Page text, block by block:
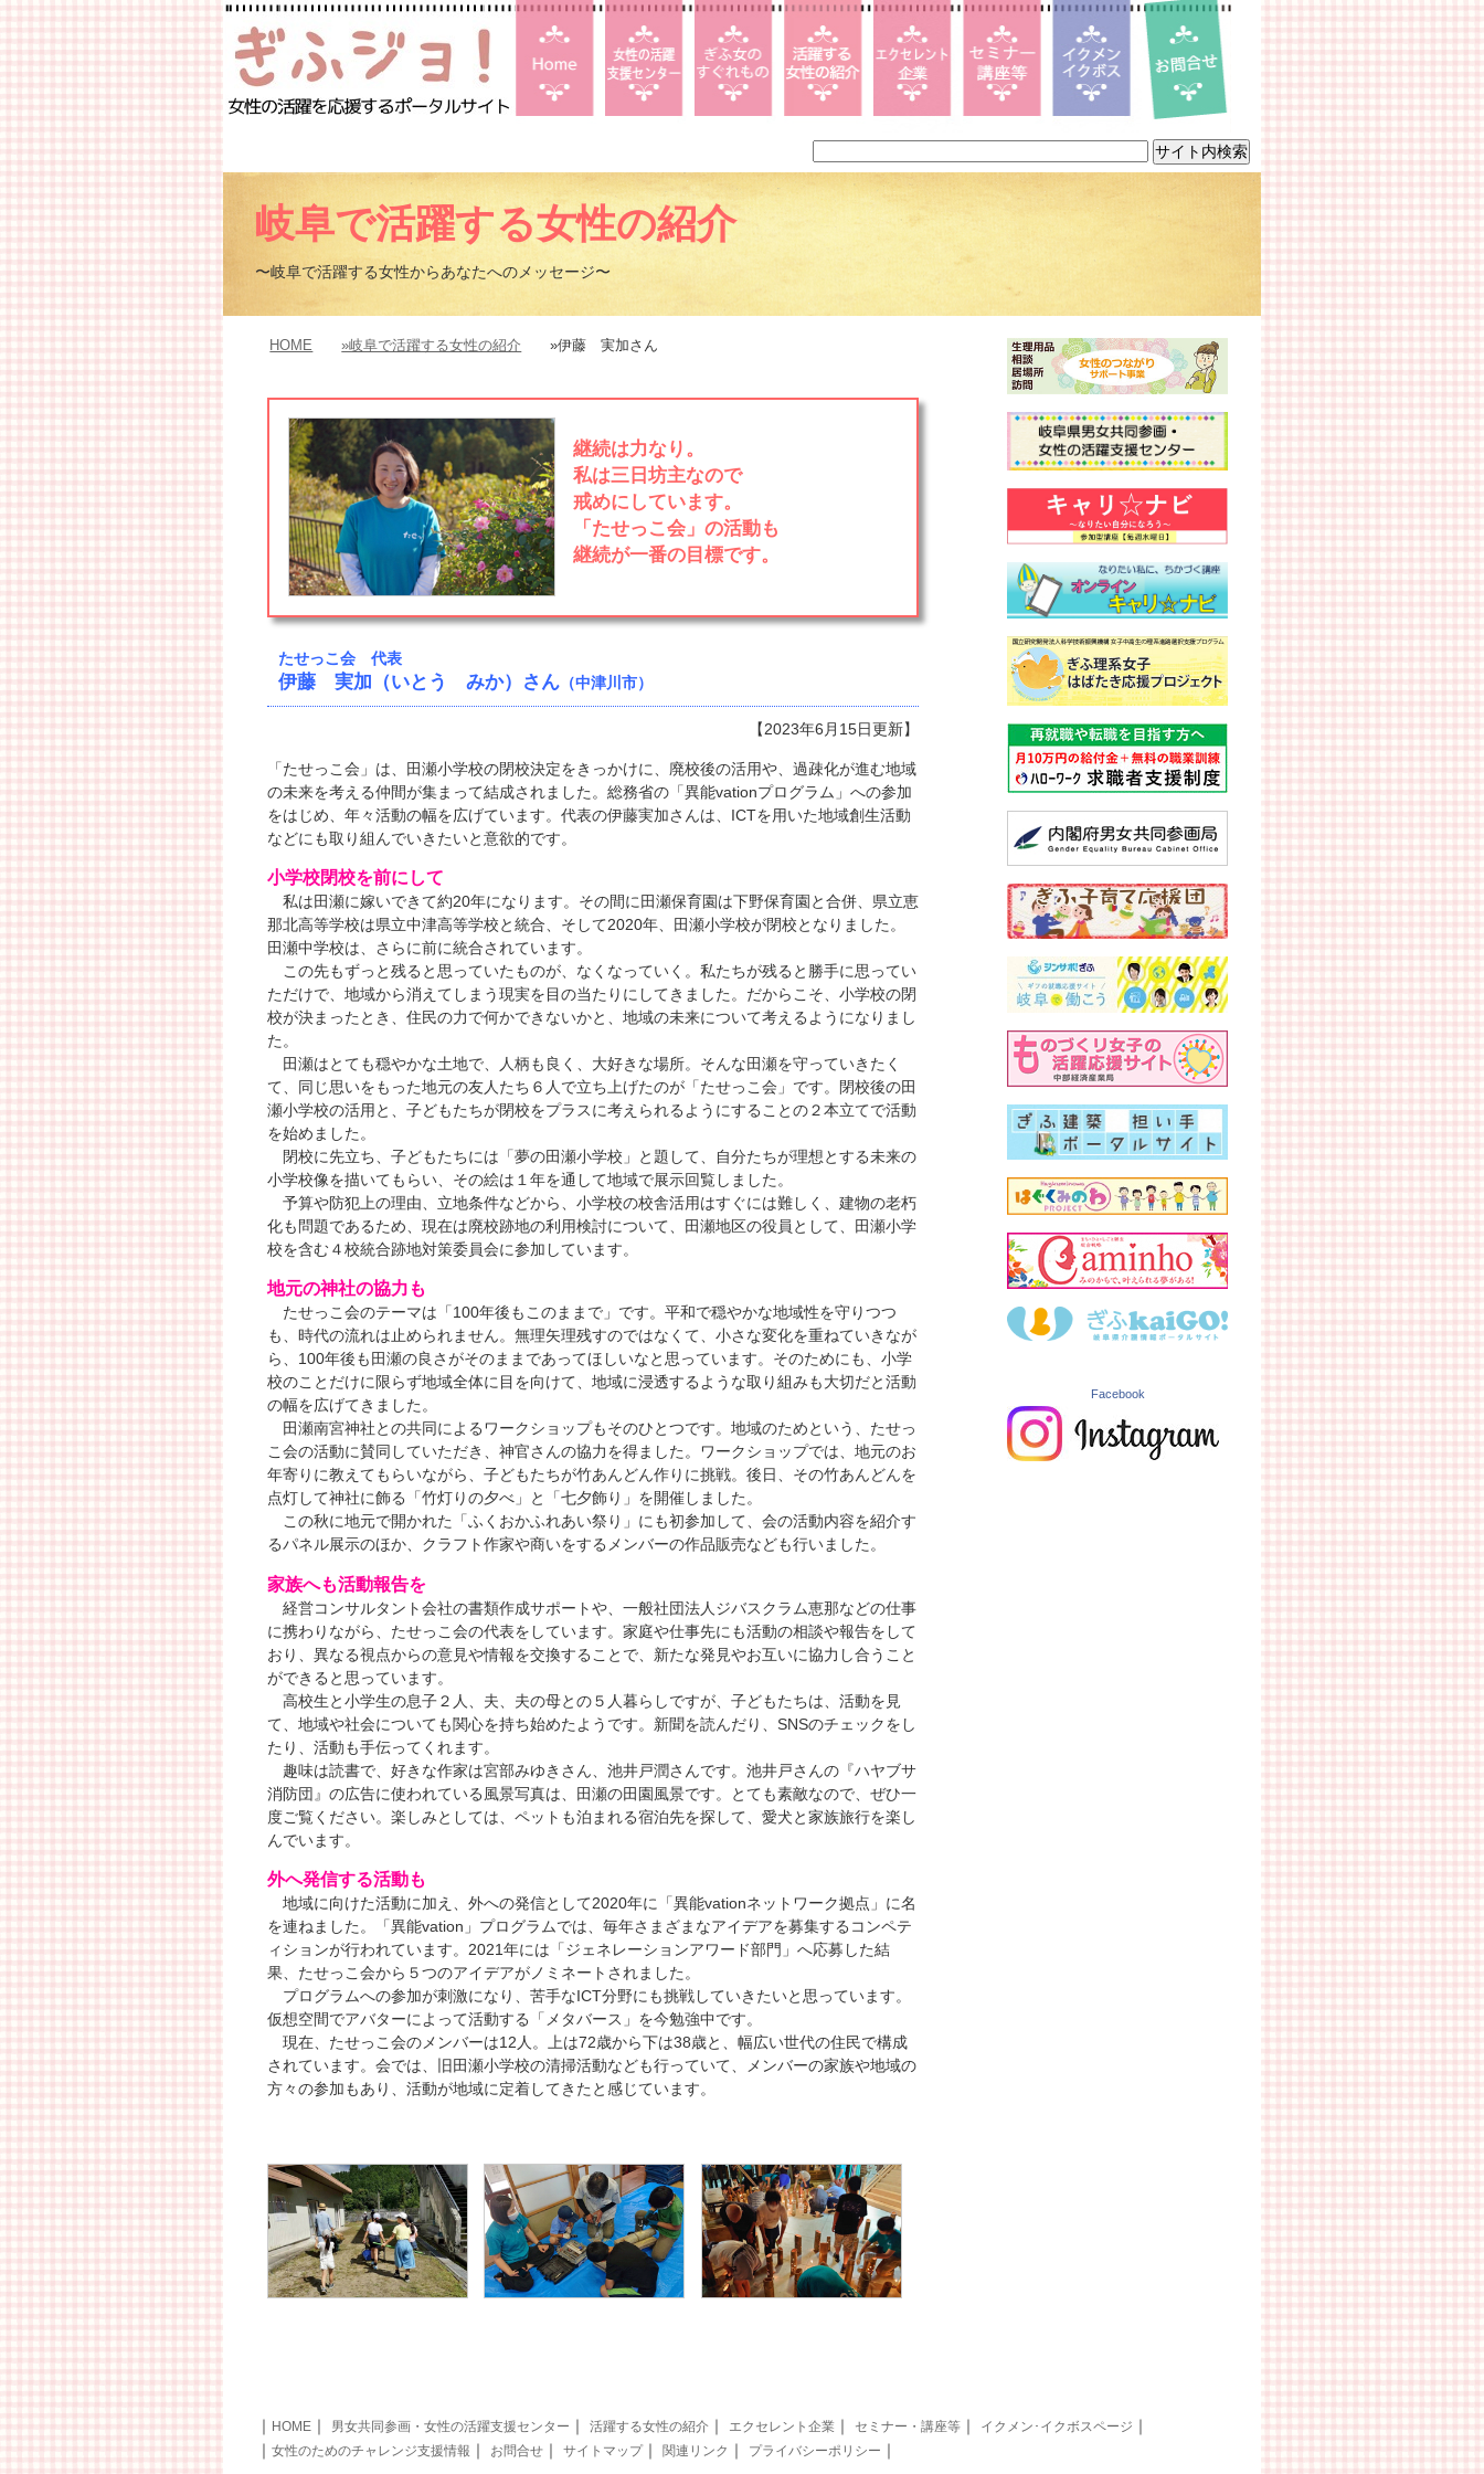
岐阜で活躍する女性の紹介
〜岐阜で活躍する女性からあなたへのメッセージ〜
HOME »岐阜で活躍する女性の紹介 »伊藤 実加さん
継続は力なり。
私は三日坊主なので
戒めにしています。
「たせっこ会」の活動も
継続が一番の目標です。
たせっこ会 代表
伊藤 実加（いとう みか）さん （中津川市）
【2023年6月15日更新】
「たせっこ会」は、田瀬小学校の閉校決定をきっかけに、廃校後の活用や、過疎化が進む地域
の未来を考える仲間が集まって結成されました。総務省の「異能vationプログラム」への参加
をはじめ、年々活動の幅を広げています。代表の伊藤実加さんは、ICTを用いた地域創生活動
などにも取り組んでいきたいと意欲的です。
小学校閉校を前にして
私は田瀬に嫁いできて約20年になります。その間に田瀬保育園は下野保育園と合併、県立恵
那北高等学校は県立中津高等学校と統合、そして2020年、田瀬小学校が閉校となりました。
田瀬中学校は、さらに前に統合されています。
この先もずっと残ると思っていたものが、なくなっていく。私たちが残ると勝手に思ってい
ただけで、地域から消えてしまう現実を目の当たりにしてきました。だからこそ、小学校の閉
校が決まったとき、住民の力で何かできないかと、地域の未来について考えるようになりまし
た。
田瀬はとても穏やかな土地で、人柄も良く、大好きな場所。そんな田瀬を守っていきたく
て、同じ思いをもった地元の友人たち６人で立ち上げたのが「たせっこ会」です。閉校後の田
瀬小学校の活用と、子どもたちが閉校をプラスに考えられるようにすることの２本立てで活動
を始めました。
閉校に先立ち、子どもたちには「夢の田瀬小学校」と題して、自分たちが理想とする未来の
小学校像を描いてもらい、その絵は１年を通して地域で展示回覧しました。
予算や防犯上の理由、立地条件などから、小学校の校舎活用はすぐには難しく、建物の老朽
化も問題であるため、現在は廃校跡地の利用検討について、田瀬地区の役員として、田瀬小学
校を含む４校統合跡地対策委員会に参加しています。
地元の神社の協力も
たせっこ会のテーマは「100年後もこのままで」です。平和で穏やかな地域性を守りつつ
も、時代の流れは止められません。無理矢理残すのではなくて、小さな変化を重ねていきなが
ら、100年後も田瀬の良さがそのままであってほしいなと思っています。そのためにも、小学
校のことだけに限らず地域全体に目を向けて、地域に浸透するような取り組みも大切だと活動
の幅を広げてきました。
田瀬南宮神社との共同によるワークショップもそのひとつです。地域のためという、たせっ
こ会の活動に賛同していただき、神官さんの協力を得ました。ワークショップでは、地元のお
年寄りに教えてもらいながら、子どもたちが竹あんどん作りに挑戦。後日、その竹あんどんを
点灯して神社に飾る「竹灯りの夕べ」と「七夕飾り」を開催しました。
この秋に地元で開かれた「ふくおかふれあい祭り」にも初参加して、会の活動内容を紹介す
るパネル展示のほか、クラフト作家や商いをするメンバーの作品販売なども行いました。
家族へも活動報告を
経営コンサルタント会社の書類作成サポートや、一般社団法人ジバスクラム恵那などの仕事
に携わりながら、たせっこ会の代表をしています。家庭や仕事先にも活動の相談や報告をして
おり、異なる視点からの意見や情報を交換することで、新たな発見やお互いに協力し合うこと
ができると思っています。
高校生と小学生の息子２人、夫、夫の母との５人暮らしですが、子どもたちは、活動を見
て、地域や社会についても関心を持ち始めたようです。新聞を読んだり、SNSのチェックをし
たり、活動も手伝ってくれます。
趣味は読書で、好きな作家は宮部みゆきさん、池井戸潤さんです。池井戸さんの『ハヤブサ
消防団』の広告に使われている風景写真は、田瀬の田園風景です。とても素敵なので、ぜひ一
度ご覧ください。楽しみとしては、ペットも泊まれる宿泊先を探して、愛犬と家族旅行を楽し
んでいます。
外へ発信する活動も
地域に向けた活動に加え、外への発信として2020年に「異能vationネットワーク拠点」に名
を連ねました。「異能vation」プログラムでは、毎年さまざまなアイデアを募集するコンペテ
ィションが行われています。2021年には「ジェネレーションアワード部門」へ応募した結
果、たせっこ会から５つのアイデアがノミネートされました。
プログラムへの参加が刺激になり、苦手なICT分野にも挑戦していきたいと思っています。
仮想空間でアバターによって活動する「メタバース」を今勉強中です。
現在、たせっこ会のメンバーは12人。上は72歳から下は38歳と、幅広い世代の住民で構成
されています。会では、旧田瀬小学校の清掃活動なども行っていて、メンバーの家族や地域の
方々の参加もあり、活動が地域に定着してきたと感じています。
Facebook
｜ HOME ｜ 男女共同参画・女性の活躍支援センター ｜ 活躍する女性の紹介 ｜ エクセレント企業 ｜ セミナー・講座等 ｜ イクメン･イクボスページ ｜
｜ 女性のためのチャレンジ支援情報 ｜ お問合せ ｜ サイトマップ｜ 関連リンク ｜ プライバシーポリシー ｜